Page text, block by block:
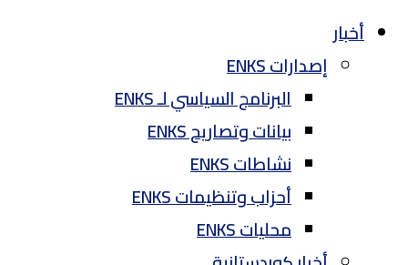
أخبار
إصدارات ENKS
البرنامج السياسي لـ ENKS
بيانات وتصاريح ENKS
نشاطات ENKS
أحزاب وتنظيمات ENKS
محليات ENKS